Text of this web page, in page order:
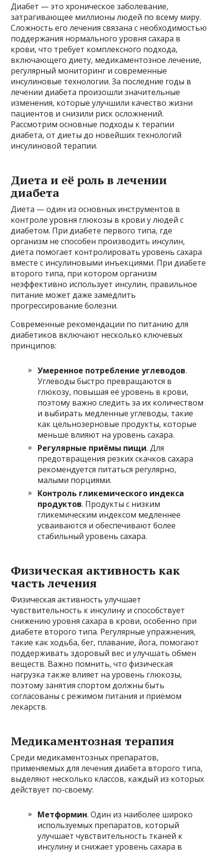
Диабет — это хроническое заболевание,
затрагивающее миллионы людей по всему миру.
Сложность его лечения связана с необходимостью
поддержания нормального уровня сахара в
крови, что требует комплексного подхода,
включающего диету, медикаментозное лечение,
регулярный мониторинг и современные
инсулиновые технологии. За последние годы в
лечении диабета произошли значительные
изменения, которые улучшили качество жизни
пациентов и снизили риск осложнений.
Рассмотрим основные подходы к терапии
диабета, от диеты до новейших технологий
инсулиновой терапии.
Диета и её роль в лечении
диабета
Диета — один из основных инструментов в
контроле уровня глюкозы в крови у людей с
диабетом. При диабете первого типа, где
организм не способен производить инсулин,
диета помогает контролировать уровень сахара
вместе с инсулиновыми инъекциями. При диабете
второго типа, при котором организм
неэффективно использует инсулин, правильное
питание может даже замедлить
прогрессирование болезни.
Современные рекомендации по питанию для
диабетиков включают несколько ключевых
принципов:
Умеренное потребление углеводов.
Углеводы быстро превращаются в
глюкозу, повышая её уровень в крови,
поэтому важно следить за их количеством
и выбирать медленные углеводы, такие
как цельнозерновые продукты, которые
меньше влияют на уровень сахара.
Регулярные приёмы пищи. Для
предотвращения резких скачков сахара
рекомендуется питаться регулярно,
малыми порциями.
Контроль гликемического индекса
продуктов. Продукты с низким
гликемическим индексом медленнее
усваиваются и обеспечивают более
стабильный уровень сахара.
Физическая активность как
часть лечения
Физическая активность улучшает
чувствительность к инсулину и способствует
снижению уровня сахара в крови, особенно при
диабете второго типа. Регулярные упражнения,
такие как ходьба, бег, плавание, йога, помогают
поддерживать здоровый вес и улучшать обмен
веществ. Важно помнить, что физическая
нагрузка также влияет на уровень глюкозы,
поэтому занятия спортом должны быть
согласованы с режимом питания и приёмом
лекарств.
Медикаментозная терапия
Среди медикаментозных препаратов,
применяемых для лечения диабета второго типа,
выделяют несколько классов, каждый из которых
действует по-своему:
Метформин. Один из наиболее широко
используемых препаратов, который
улучшает чувствительность тканей к
инсулину и снижает уровень сахара в